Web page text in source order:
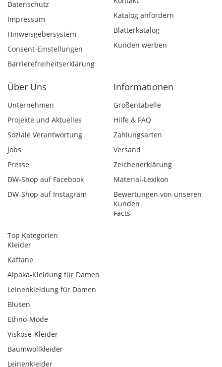
Datenschutz
Impressum
Hinweisgebersystem
Consent-Einstellungen
Barrierefreiheitserklärung
Katalog anfordern
Blätterkatalog
Kunden werben
Über Uns
Unternehmen
Projekte und Aktuelles
Soziale Verantwortung
Jobs
Presse
DW-Shop auf Facebook
DW-Shop auf Instagram
Informationen
Größentabelle
Hilfe & FAQ
Zahlungsarten
Versand
Zeichenerklärung
Material-Lexikon
Bewertungen von unseren
Kunden
Facts
Top Kategorien
Kleider
Kaftane
Alpaka-Kleidung für Damen
Leinenkleidung für Damen
Blusen
Ethno-Mode
Viskose-Kleider
Baumwollkleider
Leinenkleider